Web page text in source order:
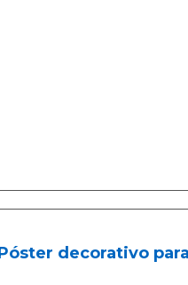
decorativo